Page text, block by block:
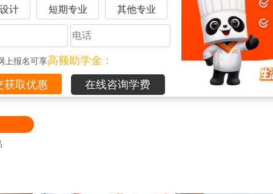
计 短期专业 其他专业
上报名可享高额助学金：
在线咨询学费
，一边熟悉烹饪原理，更容易掌握。
熟悉未来的工作标准，毕业后轻松跳过适应期，顺利适应工作